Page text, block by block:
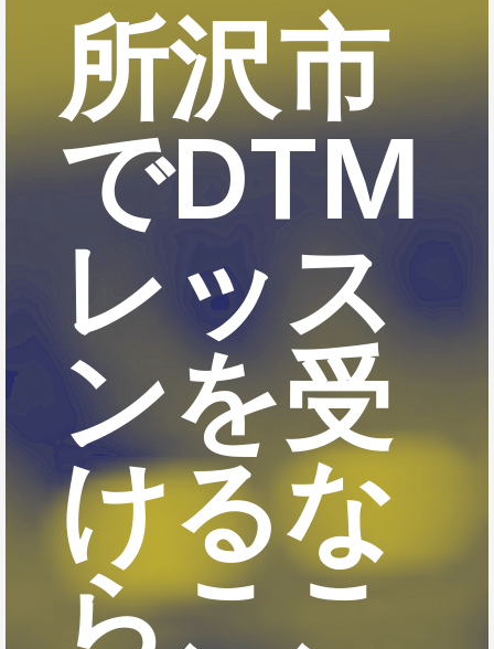
所沢市
でDTM
レッス
ンを受
けるな
らここ